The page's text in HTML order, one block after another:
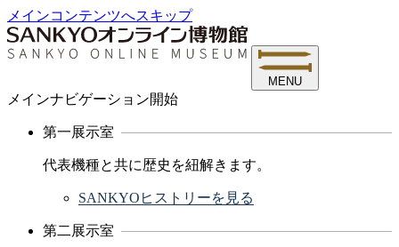
メインコンテンツへスキップ
MENU
メインナビゲーション開始
第一展示室
代表機種と共に歴史を紐解きます。
SANKYOヒストリーを見る
第二展示室